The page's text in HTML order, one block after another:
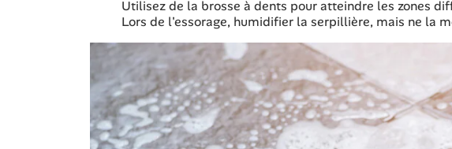
Utilisez de la brosse à dents pour atteindre les zones
Lors de l'essorage, humidifier la serpillière, mais ne la